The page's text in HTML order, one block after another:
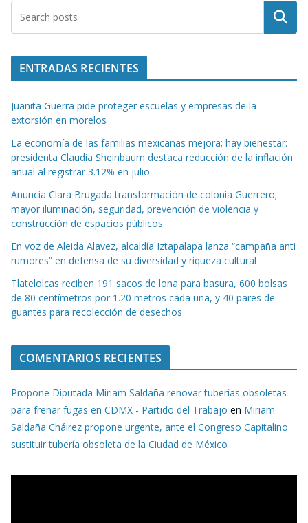
Buscar
ENTRADAS RECIENTES
Juanita Guerra pide proteger escuelas y empresas de la
extorsión en morelos
La economía de las familias mexicanas mejora; hay bienestar:
presidenta Claudia Sheinbaum destaca reducción de la inflación
anual al registrar 3.12% en julio
Anuncia Clara Brugada transformación de colonia Guerrero;
mayor iluminación, seguridad, prevención de violencia y
construcción de espacios públicos
En voz de Aleida Alavez, alcaldía Iztapalapa lanza “campaña anti
rumores” en defensa de su diversidad y riqueza cultural
Tlatelolcas reciben 191 sacos de lona para basura, 600 bolsas
de 80 centímetros por 1.20 metros cada una, y 40 pares de
guantes para recolección de desechos
COMENTARIOS RECIENTES
Propone Diputada Miriam Saldaña renovar tuberías obsoletas
para frenar fugas en CDMX - Partido del Trabajo en Miriam
Saldaña Cháirez propone urgente, ante el Congreso Capitalino
sustituir tubería obsoleta de la Ciudad de México